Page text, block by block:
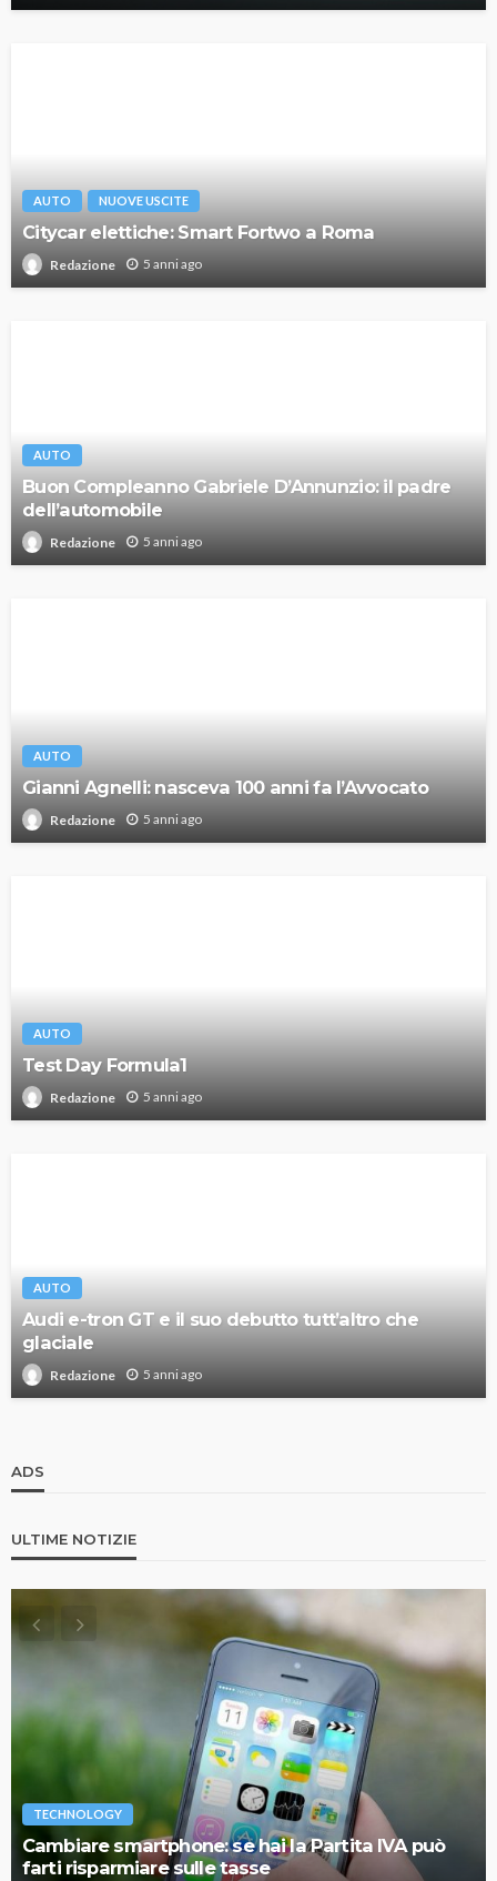
AUTO NUOVE USCITE
Citycar elettiche: Smart Fortwo a Roma
Redazione 5 anni ago
AUTO
Buon Compleanno Gabriele D’Annunzio: il padre
dell’automobile
Redazione 5 anni ago
AUTO
Gianni Agnelli: nasceva 100 anni fa l’Avvocato
Redazione 5 anni ago
AUTO
Test Day Formula1
Redazione 5 anni ago
AUTO
Audi e-tron GT e il suo debutto tutt’altro che
glaciale
Redazione 5 anni ago
ADS
ULTIME NOTIZIE
TECHNOLOGY
Cambiare smartphone: se hai la Partita IVA può
farti risparmiare sulle tasse